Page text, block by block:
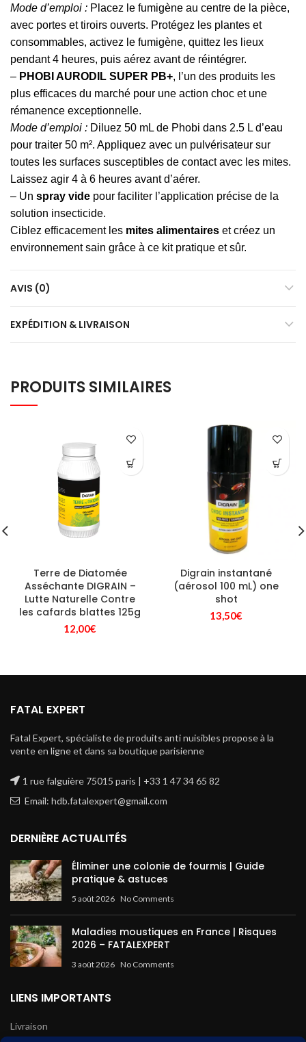
Mode d’emploi : Placez le fumigène au centre de la pièce,
avec portes et tiroirs ouverts. Protégez les plantes et
consommables, activez le fumigène, quittez les lieux
pendant 4 heures, puis aérez avant de réintégrer.
– PHOBI AURODIL SUPER PB+, l’un des produits les
plus efficaces du marché pour une action choc et une
rémanence exceptionnelle.
Mode d’emploi : Diluez 50 mL de Phobi dans 2.5 L d’eau
pour traiter 50 m². Appliquez avec un pulvérisateur sur
toutes les surfaces susceptibles de contact avec les mites.
Laissez agir 4 à 6 heures avant d’aérer.
– Un spray vide pour faciliter l’application précise de la
solution insecticide.
Ciblez efficacement les mites alimentaires et créez un
environnement sain grâce à ce kit pratique et sûr.
AVIS (0)
EXPÉDITION & LIVRAISON
PRODUITS SIMILAIRES
Terre de Diatomée
Asséchante DIGRAIN –
Lutte Naturelle Contre
les cafards blattes 125g
12,00€
Digrain instantané
(aérosol 100 mL) one
shot
13,50€
FATAL EXPERT
Fatal Expert, spécialiste de produits anti nuisibles propose à la
vente en ligne et dans sa boutique parisienne
1 rue falguière 75015 paris | +33 1 47 34 65 82
Email: hdb.fatalexpert@gmail.com
DERNIÈRE ACTUALITÉS
Éliminer une colonie de fourmis | Guide
pratique & astuces
5 août 2026 No Comments
Maladies moustiques en France | Risques
2026 – FATALEXPERT
3 août 2026 No Comments
LIENS IMPORTANTS
Livraison